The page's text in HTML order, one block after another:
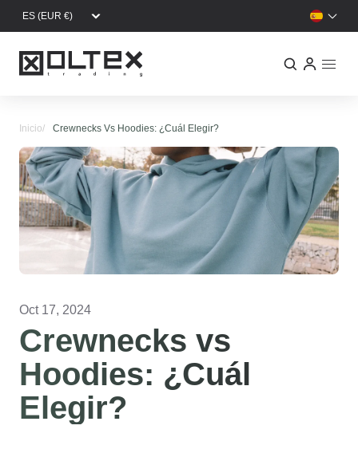
Pasar al contenido principal
Inicio Crewnecks Vs Hoodies: ¿Cuál Elegir?
Oct 17, 2024
Crewnecks vs
Hoodies: ¿Cuál
Elegir?